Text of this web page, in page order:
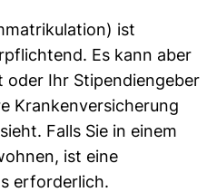
ist
Es kann aber
oder Ihr Stipendiengeber
Krankenversicherung
Falls Sie in einem
ist eine
erforderlich.